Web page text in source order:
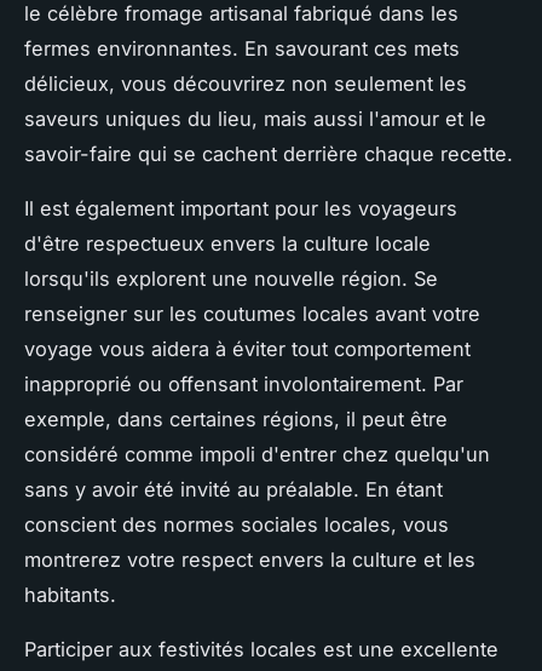
le célèbre fromage artisanal fabriqué dans les
fermes environnantes. En savourant ces mets
délicieux, vous découvrirez non seulement les
saveurs uniques du lieu, mais aussi l'amour et le
savoir-faire qui se cachent derrière chaque recette.
Il est également important pour les voyageurs
d'être respectueux envers la culture locale
lorsqu'ils explorent une nouvelle région. Se
renseigner sur les coutumes locales avant votre
voyage vous aidera à éviter tout comportement
inapproprié ou offensant involontairement. Par
exemple, dans certaines régions, il peut être
considéré comme impoli d'entrer chez quelqu'un
sans y avoir été invité au préalable. En étant
conscient des normes sociales locales, vous
montrerez votre respect envers la culture et les
habitants.
Participer aux festivités locales est une excellente